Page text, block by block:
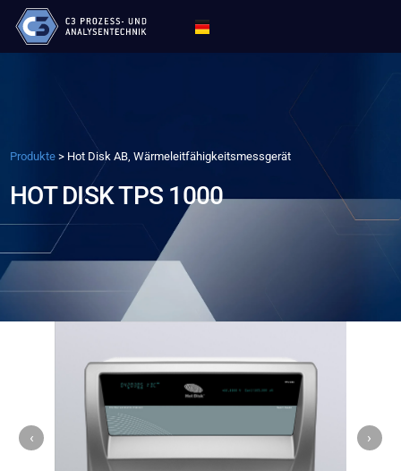
Produkte > Hot Disk AB, Wärmeleitfähigkeitsmessgerät
HOT DISK TPS 1000
‹ ›